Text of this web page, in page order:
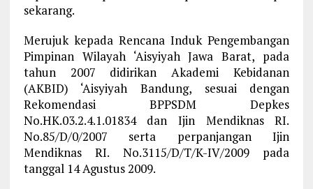
sekarang.
Merujuk kepada Rencana Induk Pengembangan
Pimpinan Wilayah ‘Aisyiyah Jawa Barat, pada
tahun 2007 didirikan Akademi Kebidanan
(AKBID) ‘Aisyiyah Bandung, sesuai dengan
Rekomendasi BPPSDM Depkes
No.HK.03.2.4.1.01834 dan Ijin Mendiknas RI.
No.85/D/0/2007 serta perpanjangan Ijin
Mendiknas RI. No.3115/D/T/K-IV/2009 pada
tanggal 14 Agustus 2009.